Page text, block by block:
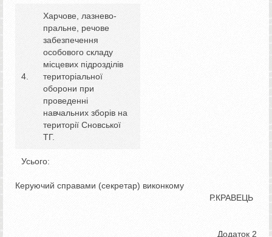
4.
Харчове, лазнево-
пральне, речове
забезпечення
особового складу
місцевих підрозділів
територіальної
оборони при
проведенні
навчальних зборів на
території Сновської
ТГ.
Усього:
Керуючий справами (секретар) виконкому
Р.КРАВЕЦЬ
Додаток 2